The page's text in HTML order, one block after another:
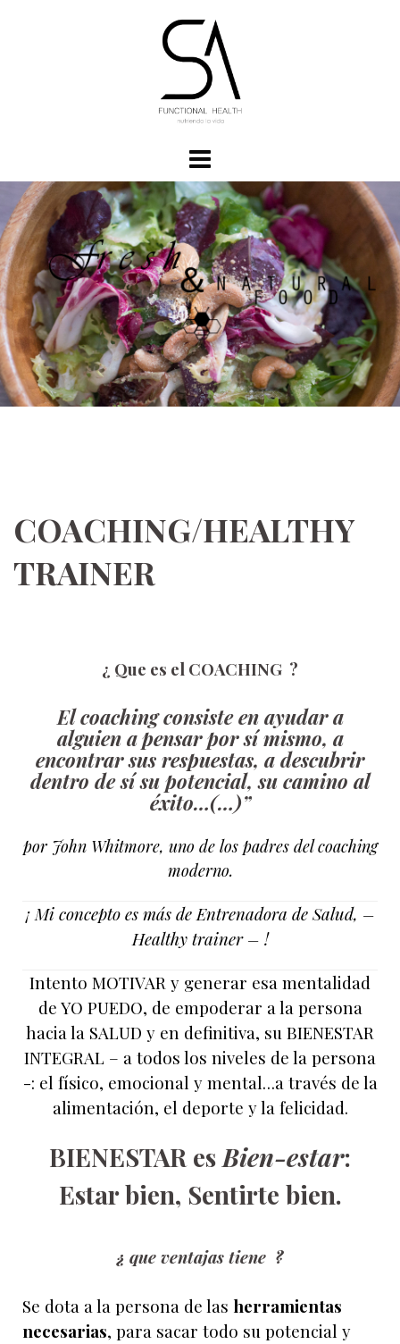
COACHING/HEALTHY
TRAINER
¿ Que es el COACHING ?
El coaching consiste en ayudar a
alguien apensar por sí mismo, a
encontrar sus respuestas, a descubrir
dentro de sí su potencial, su camino al
éxito…(…)”
por John Whitmore, uno de los padres del coaching
moderno.
¡ Mi concepto es más de Entrenadora de Salud, –
Healthy trainer – !
Intento MOTIVAR y generar esa mentalidad
de YO PUEDO, de empoderar a la persona
hacia la SALUD y en definitiva, su BIENESTAR
INTEGRAL – a todos los niveles de la persona
-: el físico, emocional y mental…a través de la
alimentación, el deporte y la felicidad.
BIENESTAR es Bien-estar:
Estar bien, Sentirte bien.
¿ que ventajas tiene ?
Se dota a la persona de las herramientas
necesarias, para sacar todo su potencial y